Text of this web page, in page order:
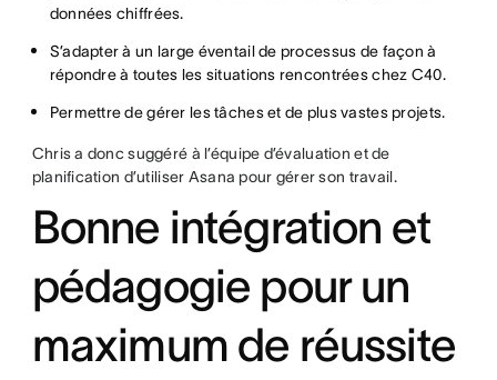
données chiffrées.
S’adapter à un large éventail de processus de façon à
répondre à toutes les situations rencontrées chez C40.
Permettre de gérer les tâches et de plus vastes projets.
Chris a donc suggéré à l’équipe d’évaluation et de
planification d’utiliser Asana pour gérer son travail.
Bonne intégration et
pédagogie pour un
maximum de réussite